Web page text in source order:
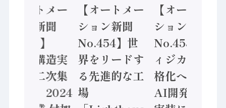
【オートメー
ション新聞
No.455】
「経済構造実
態調査二次集
計結果」2024
【オートメー
ション新聞
No.454】世
界をリードす
る先進的な工
場
【オートメー
ション新聞
No.453】フ
ィジカルAI本
格化へ 国産
AI開発や社会